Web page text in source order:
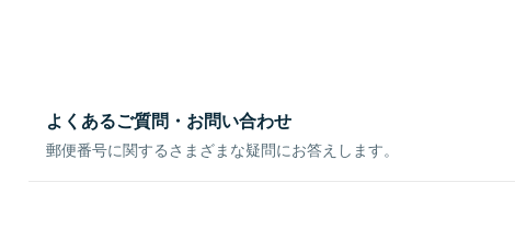
よくあるご質問・お問い合わせ
郵便番号に関するさまざまな疑問にお答えします。